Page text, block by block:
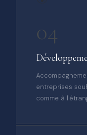
04
entreprises
comme à